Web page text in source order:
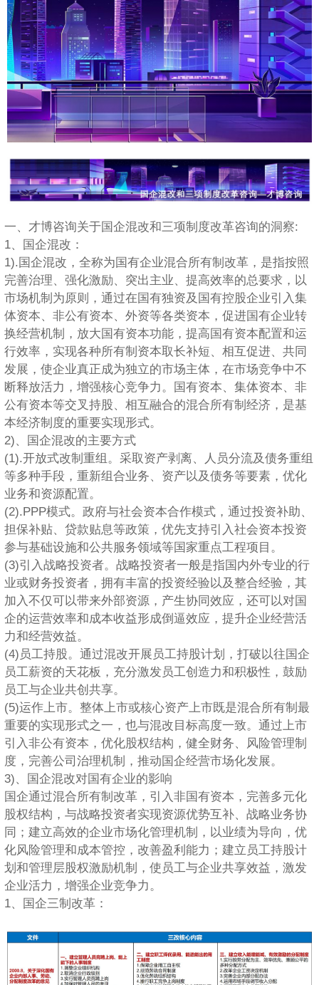
一、才博咨询关于国企混改和三项制度改革咨询的洞察:
1、国企混改：
1).国企混改，全称为国有企业混合所有制改革，是指按照
完善治理、强化激励、突出主业、提高效率的总要求，以
市场机制为原则，通过在国有独资及国有控股企业引入集
体资本、非公有资本、外资等各类资本，促进国有企业转
换经营机制，放大国有资本功能，提高国有资本配置和运
行效率，实现各种所有制资本取长补短、相互促进、共同
发展，使企业真正成为独立的市场主体，在市场竞争中不
断释放活力，增强核心竞争力。国有资本、集体资本、非
公有资本等交叉持股、相互融合的混合所有制经济，是基
本经济制度的重要实现形式。
2)、国企混改的主要方式
(1).开放式改制重组。采取资产剥离、人员分流及债务重组
等多种手段，重新组合业务、资产以及债务等要素，优化
业务和资源配置。
(2).PPP模式。政府与社会资本合作模式，通过投资补助、
担保补贴、贷款贴息等政策，优先支持引入社会资本投资
参与基础设施和公共服务领域等国家重点工程项目。
(3)引入战略投资者。战略投资者一般是指国内外专业的行
业或财务投资者，拥有丰富的投资经验以及整合经验，其
加入不仅可以带来外部资源，产生协同效应，还可以对国
企的运营效率和成本收益形成倒逼效应，提升企业经营活
力和经营效益。
(4)员工持股。通过混改开展员工持股计划，打破以往国企
员工薪资的天花板，充分激发员工创造力和积极性，鼓励
员工与企业共创共享。
(5)运作上市。整体上市或核心资产上市既是混合所有制最
重要的实现形式之一，也与混改目标高度一致。通过上市
引入非公有资本，优化股权结构，健全财务、风险管理制
度，完善公司治理机制，推动国企经营市场化发展。
3)、国企混改对国有企业的影响
国企通过混合所有制改革，引入非国有资本，完善多元化
股权结构，与战略投资者实现资源优势互补、战略业务协
同；建立高效的企业市场化管理机制，以业绩为导向，优
化风险管理和成本管控，改善盈利能力；建立员工持股计
划和管理层股权激励机制，使员工与企业共享效益，激发
企业活力，增强企业竞争力。
1、国企三制改革：